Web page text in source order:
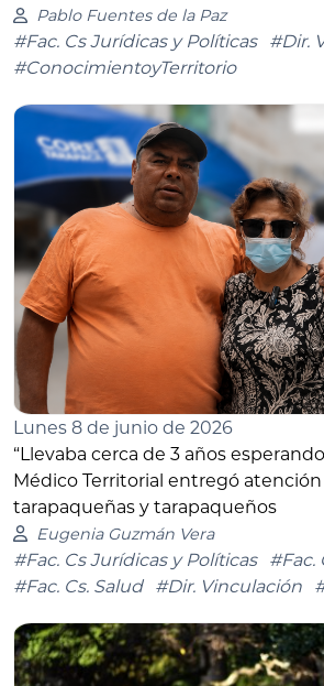
Pablo Fuentes de la Paz
#Fac. Cs Jurídicas y Políticas
#Dir.
#ConocimientoyTerritorio
Lunes 8 de junio de 2026
“Llevaba cerca de 3 años
Médico Territorial entregó atención
tarapaqueñas y tarapaqueños
Eugenia Guzmán Vera
#Fac. Cs Jurídicas y Políticas
#Fac.
#Fac. Cs. Salud
#Dir. Vinculación